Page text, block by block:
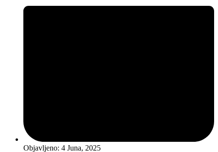
Objavljeno: 4 Juna, 2025